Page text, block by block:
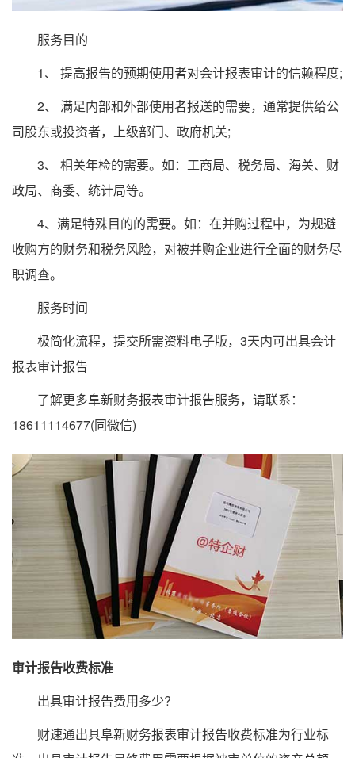
服务目的
1、 提高报告的预期使用者对会计报表审计的信赖程度;
2、 满足内部和外部使用者报送的需要，通常提供给公
司股东或投资者，上级部门、政府机关;
3、 相关年检的需要。如：工商局、税务局、海关、财
政局、商委、统计局等。
4、满足特殊目的的需要。如：在并购过程中，为规避
收购方的财务和税务风险，对被并购企业进行全面的财务尽
职调查。
服务时间
极简化流程，提交所需资料电子版，3天内可出具会计
报表审计报告
了解更多阜新财务报表审计报告服务，请联系：
18611114677(同微信)
审计报告收费标准
出具审计报告费用多少?
财速通出具阜新财务报表审计报告收费标准为行业标